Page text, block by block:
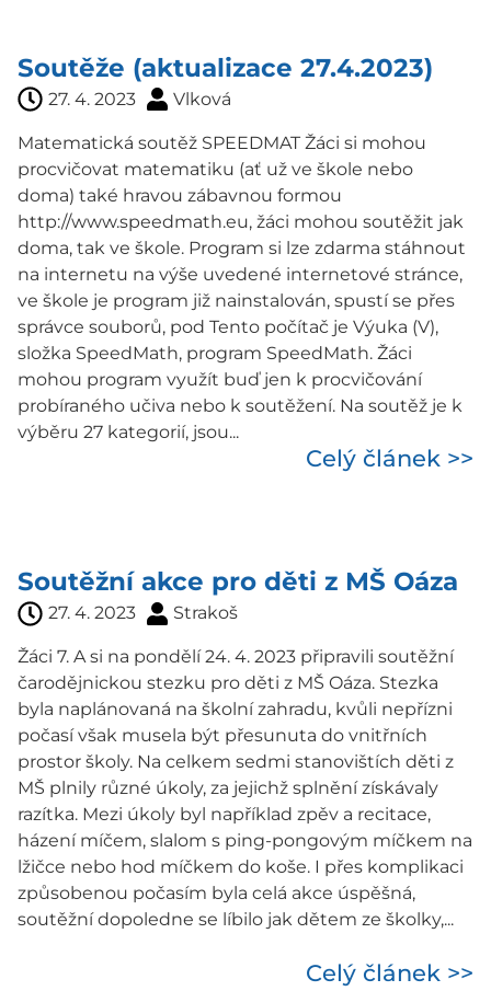
Soutěže (aktualizace 27.4.2023)
27. 4. 2023 Vlková
Matematická soutěž SPEEDMAT Žáci si mohou
procvičovat matematiku (ať už ve škole nebo
doma) také hravou zábavnou formou
http://www.speedmath.eu, žáci mohou soutěžit jak
doma, tak ve škole. Program si lze zdarma stáhnout
na internetu na výše uvedené internetové stránce,
ve škole je program již nainstalován, spustí se přes
správce souborů, pod Tento počítač je Výuka (V),
složka SpeedMath, program SpeedMath. Žáci
mohou program využít buď jen k procvičování
probíraného učiva nebo k soutěžení. Na soutěž je k
výběru 27 kategorií, jsou...
Celý článek >>
Soutěžní akce pro děti z MŠ Oáza
27. 4. 2023 Strakoš
Žáci 7. A si na pondělí 24. 4. 2023 připravili soutěžní
čarodějnickou stezku pro děti z MŠ Oáza. Stezka
byla naplánovaná na školní zahradu, kvůli nepřízni
počasí však musela být přesunuta do vnitřních
prostor školy. Na celkem sedmi stanovištích děti z
MŠ plnily různé úkoly, za jejichž splnění získávaly
razítka. Mezi úkoly byl například zpěv a recitace,
házení míčem, slalom s ping-pongovým míčkem na
lžičce nebo hod míčkem do koše. I přes komplikaci
způsobenou počasím byla celá akce úspěšná,
soutěžní dopoledne se líbilo jak dětem ze školky,...
Celý článek >>